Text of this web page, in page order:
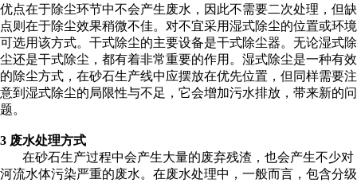
优点在于除尘环节中不会产生废水，因此不需要二次处理，但缺
点则在于除尘效果稍微不佳。对不宜采用湿式除尘的位置或环境
可选用该方式。干式除尘的主要设备是干式除尘器。无论湿式除
尘还是干式除尘，都有着非常重要的作用。湿式除尘是一种有效
的除尘方式，在砂石生产线中应摆放在优先位置，但同样需要注
意到湿式除尘的局限性与不足，它会增加污水排放，带来新的问
题。
3 废水处理方式
在砂石生产过程中会产生大量的废弃残渣，也会产生不少对
河流水体污染严重的废水。在废水处理中，一般而言，包含分级